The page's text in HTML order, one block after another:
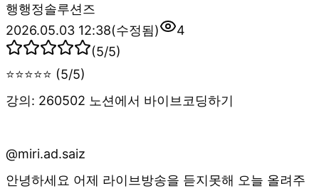
행행정솔루션즈
2026.05.03 12:38(수정됨)
4
(5/5)
⭐⭐⭐⭐⭐ (5/5)
강의: 260502 노션에서 바이브코딩하기
@miri.ad.saiz
안녕하세요 어제 라이브방송을 듣지못해 오늘 올려주